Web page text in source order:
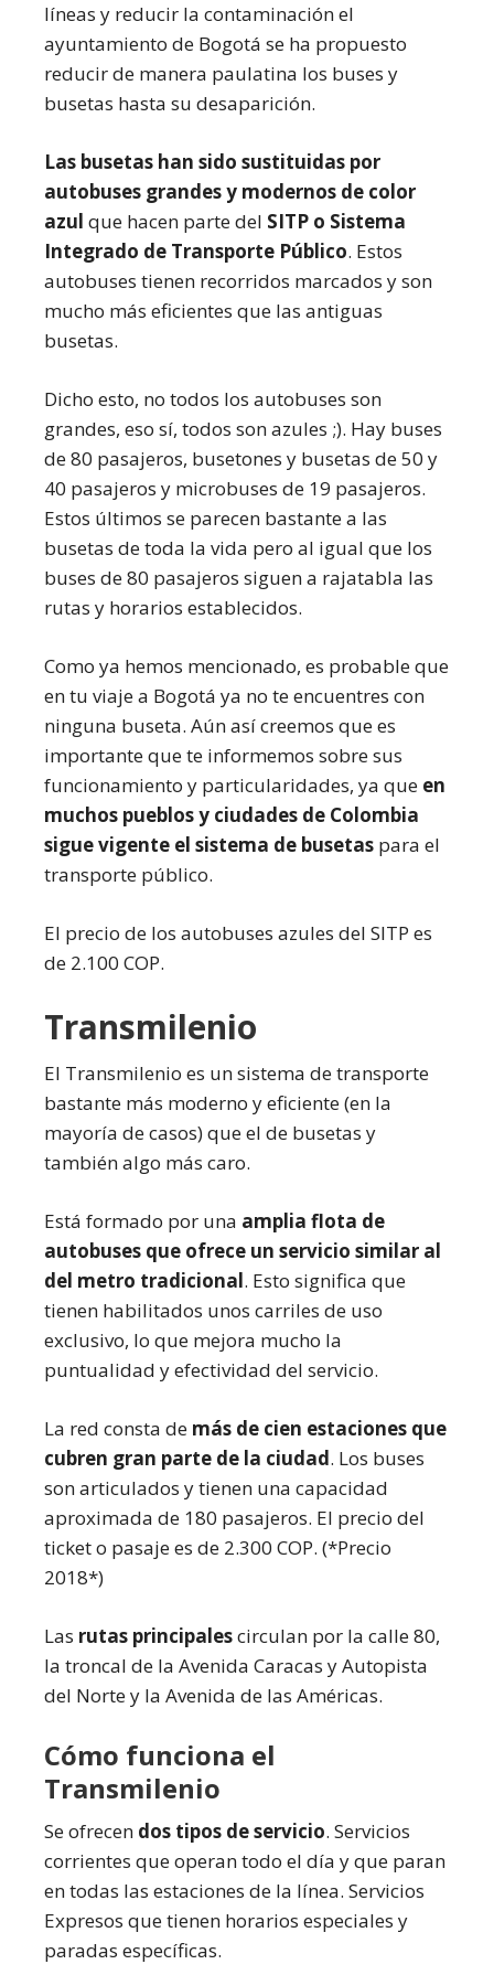
líneas y reducir la contaminación el
ayuntamiento de Bogotá se ha propuesto
reducir de manera paulatina los buses y
busetas hasta su desaparición.
Las busetas han sido sustituidas por
autobuses grandes y modernos de color
azul que hacen parte del SITP o Sistema
Integrado de Transporte Público. Estos
autobuses tienen recorridos marcados y son
mucho más eficientes que las antiguas
busetas.
Dicho esto, no todos los autobuses son
grandes, eso sí, todos son azules ;). Hay buses
de 80 pasajeros, busetones y busetas de 50 y
40 pasajeros y microbuses de 19 pasajeros.
Estos últimos se parecen bastante a las
busetas de toda la vida pero al igual que los
buses de 80 pasajeros siguen a rajatabla las
rutas y horarios establecidos.
Como ya hemos mencionado, es probable que
en tu viaje a Bogotá ya no te encuentres con
ninguna buseta. Aún así creemos que es
importante que te informemos sobre sus
funcionamiento y particularidades, ya que en
muchos pueblos y ciudades de Colombia
sigue vigente el sistema de busetas para el
transporte público.
El precio de los autobuses azules del SITP es
de 2.100 COP.
Transmilenio
El Transmilenio es un sistema de transporte
bastante más moderno y eficiente (en la
mayoría de casos) que el de busetas y
también algo más caro.
Está formado por una amplia flota de
autobuses que ofrece un servicio similar al
del metro tradicional. Esto significa que
tienen habilitados unos carriles de uso
exclusivo, lo que mejora mucho la
puntualidad y efectividad del servicio.
La red consta de más de cien estaciones que
cubren gran parte de la ciudad. Los buses
son articulados y tienen una capacidad
aproximada de 180 pasajeros. El precio del
ticket o pasaje es de 2.300 COP. (*Precio
2018*)
Las rutas principalescirculan por la calle 80,
la troncal de la Avenida Caracas y Autopista
del Norte y la Avenida de las Américas.
Cómo funciona el
Transmilenio
Se ofrecen dos tipos de servicio. Servicios
corrientes que operan todo el día y que paran
en todas las estaciones de la línea. Servicios
Expresos que tienen horarios especiales y
paradas específicas.